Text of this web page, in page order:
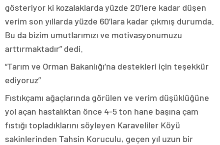
gösteriyor ki kozalaklarda yüzde 20’lere kadar düşen
verim son yıllarda yüzde 60’lara kadar çıkmış durumda.
Bu da bizim umutlarımızı ve motivasyonumuzu
arttırmaktadır” dedi.
“Tarım ve Orman Bakanlığı’na destekleri için teşekkür
ediyoruz”
Fıstıkçamı ağaçlarında görülen ve verim düşüklüğüne
yol açan hastalıktan önce 4-5 ton hane başına çam
fıstığı topladıklarını söyleyen Karaveliler Köyü
sakinlerinden Tahsin Koruculu, geçen yıl uzun bir